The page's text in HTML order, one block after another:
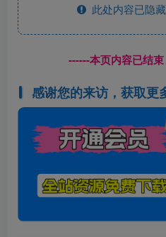
此处内容已隐
------本页内容已结
感谢您的来访，获取更